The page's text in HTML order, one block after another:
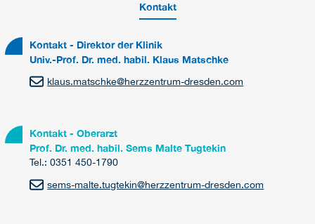
Kontakt
Kontakt - Direktor der Klinik
Univ.-Prof. Dr. med. habil. Klaus Matschke
klaus.matschke@herzzentrum-dresden.com
Kontakt - Oberarzt
Prof. Dr. med. habil. Sems Malte Tugtekin
Tel.: 0351 450-1790
sems-malte.tugtekin@herzzentrum-dresden.com